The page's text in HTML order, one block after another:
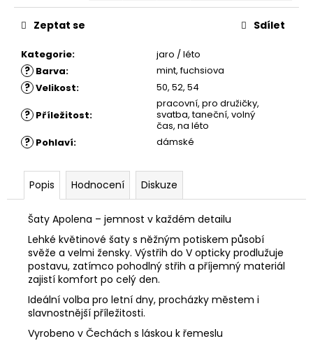
Kategorie: jaro / léto
? Barva: mint, fuchsiova
? Velikost: 50, 52, 54
? Příležitost:
pracovní, pro družičky,
svatba, taneční, volný
čas, na léto
? Pohlaví: dámské
Zeptat se Sdílet
Popis Hodnocení Diskuze
Šaty Apolena – jemnost v každém detailu
Lehké květinové šaty s něžným potiskem působí
svěže a velmi žensky. Výstřih do V opticky prodlužuje
postavu, zatímco pohodlný střih a příjemný materiál
zajistí komfort po celý den.
Ideální volba pro letní dny, procházky městem i
slavnostnější příležitosti.
Vyrobeno v Čechách s láskou k řemeslu
u
m
e
ŠATY
ZARIA
Kč